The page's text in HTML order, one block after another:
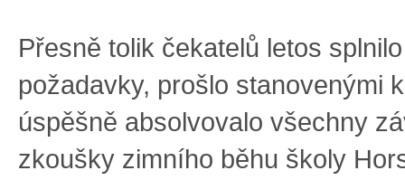
Přesně tolik čekatelů letos
požadavky, prošlo stanovenými
úspěšně absolvovalo všechny
zkoušky zimního běhu školy